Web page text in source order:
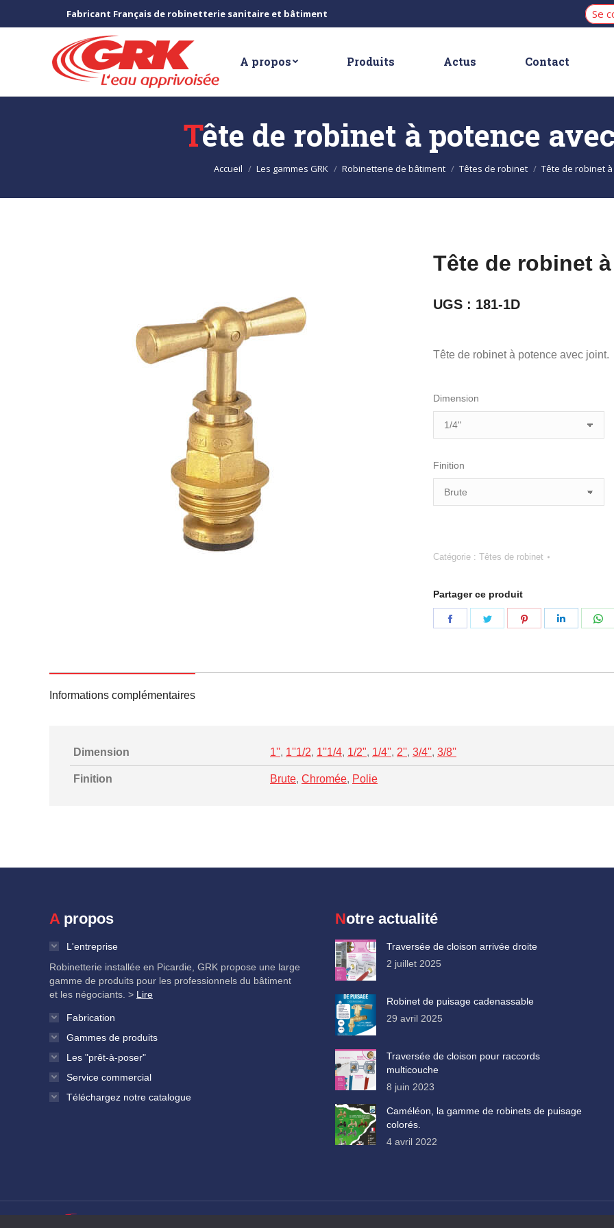
Fabricant Français de robinetterie sanitaire et bâtiment Se
A propos Produits Actus Contact
Tête de robinet à potence
Vous êtes ici :
Accueil Les gammes GRK Robinetterie de bâtiment Têtes de robinet Tête de robinet
Tête de robinet
UGS : 181-1D
Tête de robinet à potence avec joint.
Dimension
Finition
Catégorie : Têtes de robinet
Partager ce produit
Partager Partager Partager Partager
Informations complémentaires
Dimension 1'', 1''1/2, 1''1/4, 1/2", 1/4'', 2'', 3/4'', 3/8''
Finition Brute, Chromée, Polie
A propos
L'entreprise
Robinetterie installée en Picardie, GRK propose une large
gamme de produits pour les professionnels du bâtiment
et les négociants. > Lire
Fabrication
Gammes de produits
Les "prêt-à-poser"
Service commercial
Téléchargez notre catalogue
Notre actualité
Traversée de cloison arrivée droite
2 juillet 2025
Robinet de puisage cadenassable
29 avril 2025
Traversée de cloison pour raccords
multicouche
8 juin 2023
Caméléon, la gamme de robinets de puisage
colorés.
4 avril 2022